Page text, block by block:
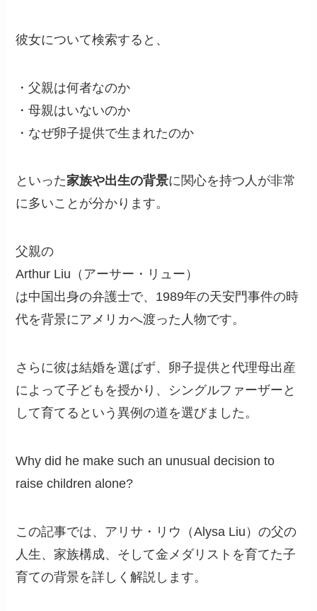
彼女について検索すると、
・父親は何者なのか
・母親はいないのか
・なぜ卵子提供で生まれたのか
といった家族や出生の背景に関心を持つ人が非常
に多いことが分かります。
父親の
Arthur Liu（アーサー・リュー）
は中国出身の弁護士で、1989年の天安門事件の時
代を背景にアメリカへ渡った人物です。
さらに彼は結婚を選ばず、卵子提供と代理母出産
によって子どもを授かり、シングルファーザーと
して育てるという異例の道を選びました。
Why did he make such an unusual decision to
raise children alone?
この記事では、アリサ・リウ（Alysa Liu）の父の
人生、家族構成、そして金メダリストを育てた子
育ての背景を詳しく解説します。